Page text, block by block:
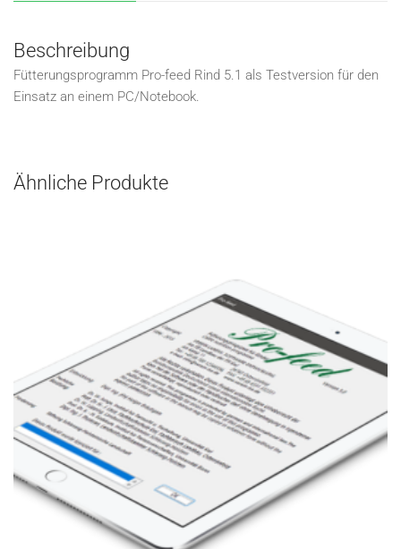
Beschreibung
Fütterungsprogramm Pro-feed Rind 5.1 als Testversion für den
Einsatz an einem PC/Notebook.
Ähnliche Produkte